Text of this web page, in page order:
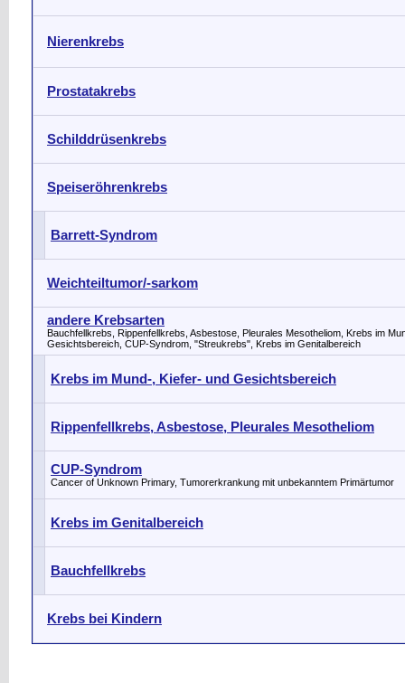
Nierenkrebs
Prostatakrebs
Schilddrüsenkrebs
Speiseröhrenkrebs
Barrett-Syndrom
Weichteiltumor/-sarkom
andere Krebsarten
Bauchfellkrebs, Rippenfellkrebs, Asbestose, Pleurales Mesotheliom, Krebs im
Gesichtsbereich, CUP-Syndrom, "Streukrebs", Krebs im Genitalbereich
Krebs im Mund-, Kiefer- und Gesichtsbereich
Rippenfellkrebs, Asbestose, Pleurales Mesotheliom
CUP-Syndrom
Cancer of Unknown Primary, Tumorerkrankung mit unbekanntem Primärtumor
Krebs im Genitalbereich
Bauchfellkrebs
Krebs bei Kindern